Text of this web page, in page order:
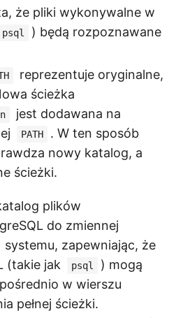
że pliki wykonywalne w
psql
) będą rozpoznawane
reprezentuje oryginalne,
ścieżka
jest dodawana na
PATH
. W ten sposób
nowy katalog, a
ścieżki.
plików
do zmiennej
systemu, zapewniając, że
(takie jak
psql
) mogą
w wierszu
pełnej ścieżki.